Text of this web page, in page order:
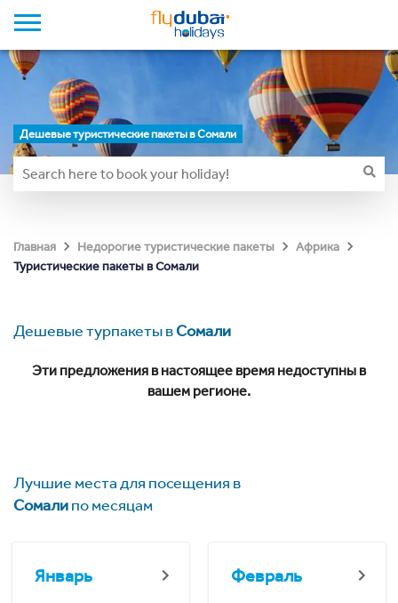
Дешевые туристические пакеты в Сомали
Главная Недорогие туристические пакеты
Африка
Туристические пакеты в Сомали
Дешевые турпакеты вСомали
Эти предложения в настоящее время недоступны в
вашем регионе.
Лучшие места для посещения в
Сомалипо месяцам
Январь Февраль